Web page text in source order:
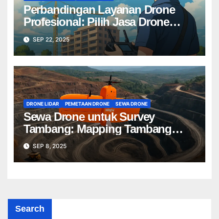
Perbandingan Layanan Drone
Profesional: Pilih Jasa Drone
Terbaik untuk Proyek Anda
SEP 22, 2025
DRONE LIDAR PEMETAAN DRONE SEWA DRONE
Sewa Drone untuk Survey
Tambang: Mapping Tambang
Profesional Lebih Cepat & Akurat
SEP 8, 2025
Search